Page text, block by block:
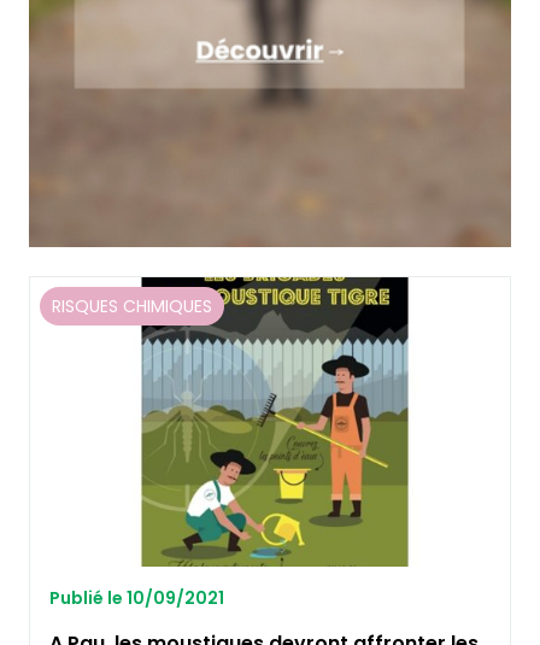
RISQUES CHIMIQUES
Publié le 10/09/2021